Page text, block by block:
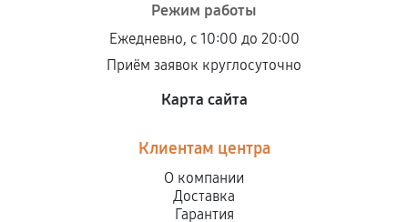
Режим работы
Ежедневно, с 10:00 до 20:00
Приём заявок круглосуточно
Карта сайта
Клиентам центра
О компании
Доставка
Гарантия